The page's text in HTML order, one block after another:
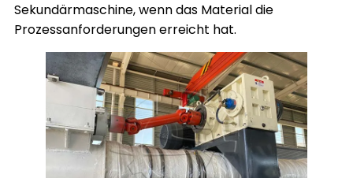
Sekundärmaschine, wenn das Material die
Prozessanforderungen erreicht hat.